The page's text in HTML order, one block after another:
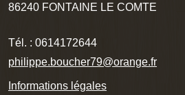
86240 FONTAINE LE COMTE
Tél. : 0614172644
philippe.boucher79@orange.fr
Informations légales